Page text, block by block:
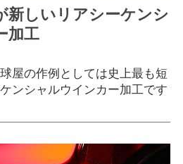
新しいリアシーケンシ
加工
屋の作例としては史上最も短
ンシャルウインカー加工です